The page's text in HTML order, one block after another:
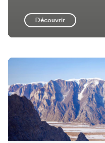
Découvrir